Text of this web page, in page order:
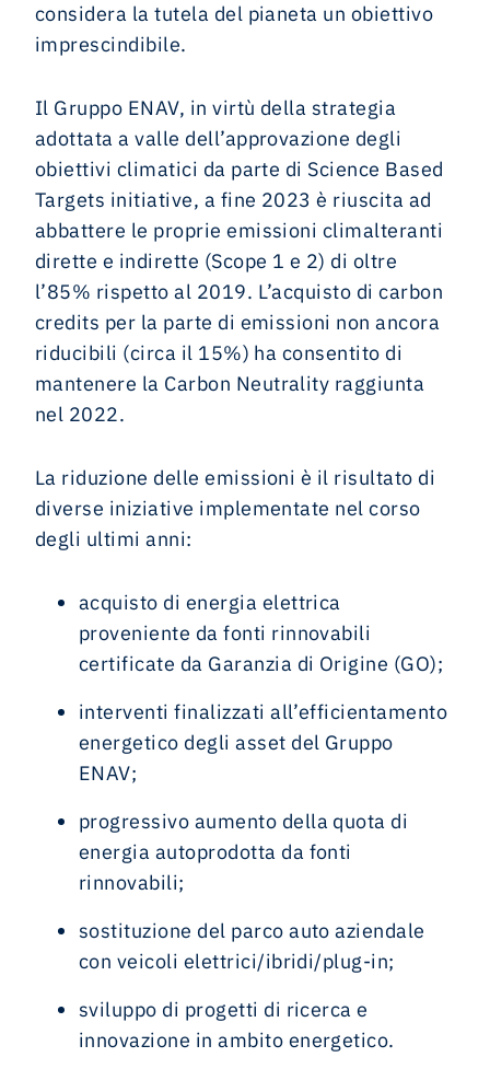
considera la tutela del pianeta un obiettivo
imprescindibile.
Il Gruppo ENAV, in virtù della strategia
adottata a valle dell’approvazione degli
obiettivi climatici da parte di Science Based
Targets initiative, a fine 2023 è riuscita ad
abbattere le proprie emissioni climalteranti
dirette e indirette (Scope 1 e 2) di oltre
l’85% rispetto al 2019. L’acquisto di carbon
credits per la parte di emissioni non ancora
riducibili (circa il 15%) ha consentito di
mantenere la Carbon Neutrality raggiunta
nel 2022.
La riduzione delle emissioni è il risultato di
diverse iniziative implementate nel corso
degli ultimi anni:
acquisto di energia elettrica
proveniente da fonti rinnovabili
certificate da Garanzia di Origine (GO);
interventi finalizzati all’efficientamento
energetico degli asset del Gruppo
ENAV;
progressivo aumento della quota di
energia autoprodotta da fonti
rinnovabili;
sostituzione del parco auto aziendale
con veicoli elettrici/ibridi/plug-in;
sviluppo di progetti di ricerca e
innovazione in ambito energetico.